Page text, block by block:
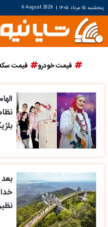
پنجشنبه ۱۵ مرداد ۱۴۰۵ |
6 August 2026
قیمت خودرو قیمت